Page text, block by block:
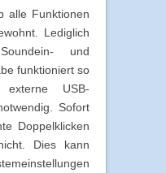
alle Funktionen
Lediglich
und
funktioniert so
USB-
Sofort
Doppelklicken
Dies kann